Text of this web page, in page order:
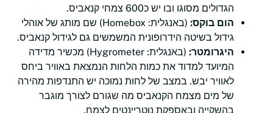
הגדולים מסוגו ובו יש כ600 צמחי קנאביס.
הום בוקס:
(באנגלית: Homebox) שם מותג של אוהלי
גידול בשיטה הידרופונית המשמשים גם לגידול קנאביס.
היגרומטר:
(באנגלית: Hygrometer) מכשיר מדידה
המיועד למדוד את כמות הלחות הנמצאת באוויר ביחס
לאוויר יבש. במצב של לחות נמוכה יש התנדפות מהירה
של מים מצמח הקנאביס מה שגורם לצורך מוגבר
בהשקייה ובאספקת נוטריינטים לצמח.